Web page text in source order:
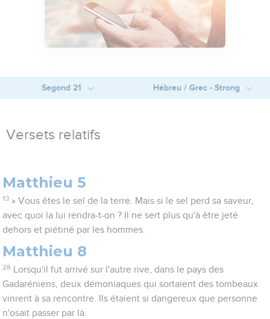
Segond 21 Hébreu / Grec - Strong
Versets relatifs
Matthieu 5
13 » Vous êtes le sel de la terre. Mais si le sel perd sa saveur,
avec quoi la lui rendra-t-on ? Il ne sert plus qu'à être jeté
dehors et piétiné par les hommes.
Matthieu 8
28
Lorsqu'il fut arrivé sur l'autre rive, dans le pays des
Gadaréniens, deux démoniaques qui sortaient des tombeaux
vinrent à sa rencontre. Ils étaient si dangereux que personne
n'osait passer par là.